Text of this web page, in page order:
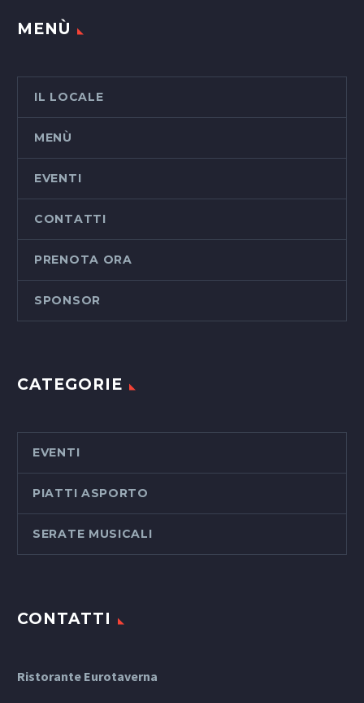
MENÙ
IL LOCALE
MENÙ
EVENTI
CONTATTI
PRENOTA ORA
SPONSOR
CATEGORIE
EVENTI
PIATTI ASPORTO
SERATE MUSICALI
CONTATTI
Ristorante Eurotaverna